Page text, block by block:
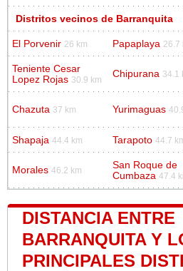
Distritos vecinos de Barranquita
El Porvenir 26 km Papaplaya 26.7
Teniente Cesar
Lopez Rojas 30.9 km
Chipurana 34.1
Chazuta 37 km Yurimaguas
Shapaja 44.4 km Tarapoto 44.7
Morales 46.2 km
San Roque de
Cumbaza 47.4
DISTANCIA ENTRE
BARRANQUITA Y
PRINCIPALES